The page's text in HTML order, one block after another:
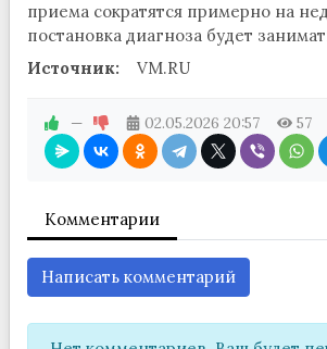
приема сократятся примерно на
постановка диагноза будет
Источник:
VM.RU
— 02.05.2026 20:57 57
Комментарии
Написать комментарий